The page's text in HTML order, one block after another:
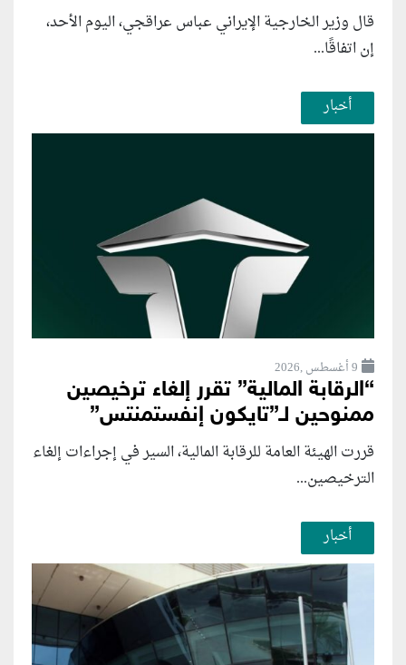
قال وزير الخارجية الإيراني عباس عراقجي، اليوم الأحد،
إن اتفاقًا...
أخبار
9 أغسطس ,2026
“الرقابة المالية” تقرر إلغاء ترخيصين
ممنوحين لـ”تايكون إنفستمنتس”
قررت الهيئة العامة للرقابة المالية، السير في إجراءات إلغاء
الترخيصين...
أخبار